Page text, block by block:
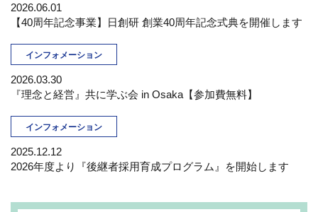
2026.06.01
【40周年記念事業】日創研 創業40周年記念式典を開催します
インフォメーション
2026.03.30
『理念と経営』共に学ぶ会 in Osaka【参加費無料】
インフォメーション
2025.12.12
2026年度より『後継者採用育成プログラム』を開始します